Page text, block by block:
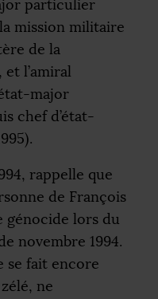
particulier
mission militaire
de la
l’amiral
major
chef d’état-
rappelle que
de François
génocide lors du
novembre 1994.
se fait encore
ne